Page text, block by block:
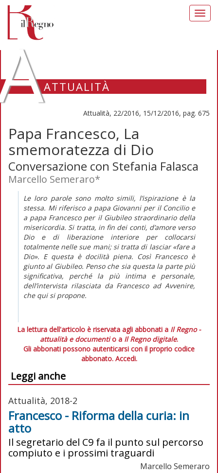
ATTUALITÀ
Attualità, 22/2016, 15/12/2016, pag. 675
Papa Francesco, La
smemoratezza di Dio
Conversazione con Stefania Falasca
Marcello Semeraro*
Le loro parole sono molto simili, l’ispirazione è la
stessa. Mi riferisco a papa Giovanni per il Concilio e
a papa Francesco per il Giubileo straordinario della
misericordia. Si tratta, in fin dei conti, d’amore verso
Dio e di liberazione interiore per collocarsi
totalmente nelle sue mani; si tratta di lasciar «fare a
Dio». E questa è docilità piena. Così Francesco è
giunto al Giubileo. Penso che sia questa la parte più
significativa, perché la più intima e personale,
dell’intervista rilasciata da Francesco ad Avvenire,
che qui si propone.
La lettura dell'articolo è riservata agli abbonati a Il Regno -
attualità e documentio a Il Regno digitale.
Gli abbonati possono autenticarsi con il proprio codice
abbonato. Accedi.
Leggi anche
Attualità, 2018-2
Francesco - Riforma della curia: in
atto
Il segretario del C9 fa il punto sul percorso
compiuto e i prossimi traguardi
Marcello Semeraro